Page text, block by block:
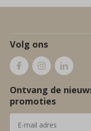
Volg ons
Ontvang de
promoties